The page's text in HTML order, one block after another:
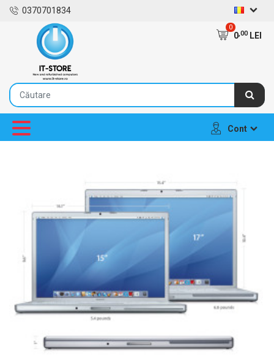
0370701834
0
0,00LEI
Cont